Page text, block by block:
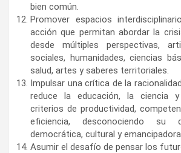
bien común.
Promover espacios
acción que permitan abordar la
desde múltiples perspectivas,
sociales, humanidades, ciencias
salud, artes y saberes territoriales.
Impulsar una crítica de la
reduce la educación, la ciencia
criterios de productividad,
eficiencia, desconociendo su
democrática, cultural y
Asumir el desafío de pensar los